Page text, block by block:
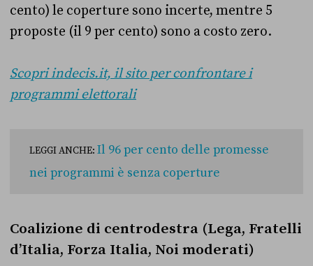
cento) le coperture sono incerte, mentre 5
proposte (il 9 per cento) sono a costo zero.
Scopri indecis.it, il sito per confrontare i
programmi elettorali
LEGGI ANCHE: Il 96 per cento delle promesse
nei programmi è senza coperture
Coalizione di centrodestra (Lega, Fratelli
d’Italia, Forza Italia, Noi moderati)